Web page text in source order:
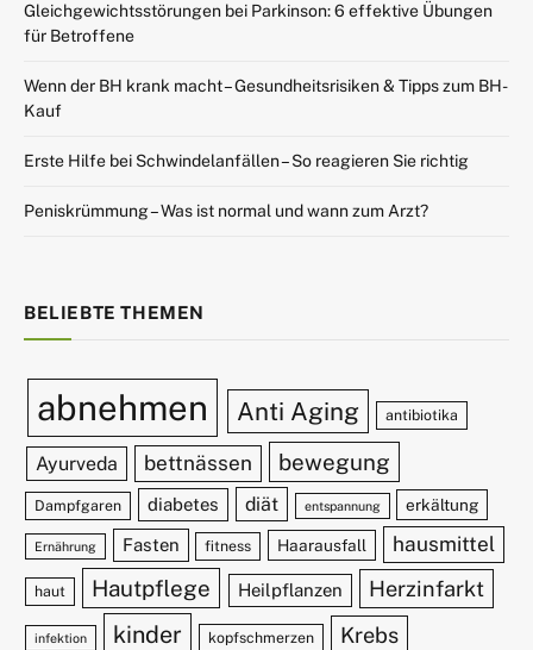
Gleichgewichtsstörungen bei Parkinson: 6 effektive Übungen
für Betroffene
Wenn der BH krank macht – Gesundheitsrisiken & Tipps zum BH-
Kauf
Erste Hilfe bei Schwindelanfällen – So reagieren Sie richtig
Peniskrümmung – Was ist normal und wann zum Arzt?
BELIEBTE THEMEN
abnehmen Anti Aging antibiotika
Ayurveda bettnässen bewegung
Dampfgaren diabetes diät entspannung erkältung
Ernährung Fasten fitness Haarausfall hausmittel
haut Hautpflege Heilpflanzen Herzinfarkt
infektion kinder kopfschmerzen Krebs